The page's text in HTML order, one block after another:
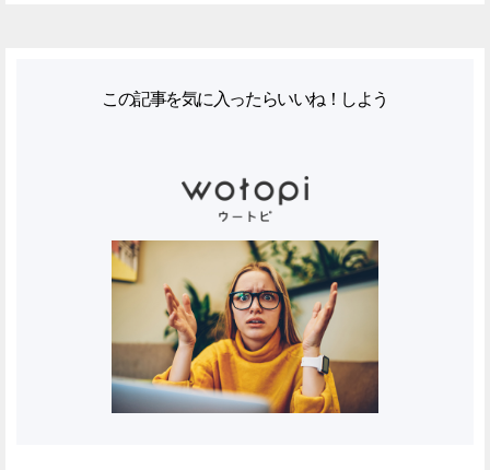
この記事を気に入ったらいいね！しよう